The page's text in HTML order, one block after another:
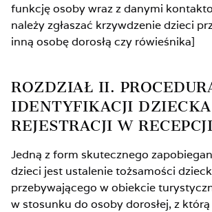
funkcję osoby wraz z danymi
należy zgłaszać krzywdzenie dzieci
inną osobę dorosłą czy rówieśnika]
ROZDZIAŁ II.
IDENTYFIKACJI
REJESTRACJI W RECEPCJI
Jedną z form skutecznego
dzieci jest ustalenie tożsamości
przebywającego w obiekcie
w stosunku do osoby dorosłej, z